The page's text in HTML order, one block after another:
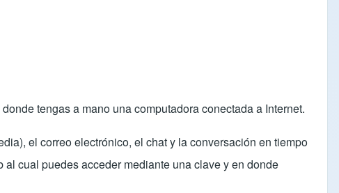
tengas a mano una computadora conectada a Internet.
el correo electrónico, el chat y la conversación en tiempo
cual puedes acceder mediante una clave y en donde